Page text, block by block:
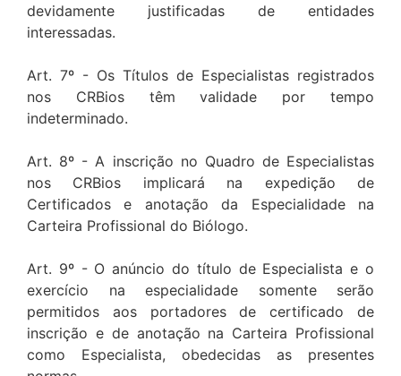
devidamente justificadas de entidades
interessadas.
Art. 7º - Os Títulos de Especialistas registrados
nos CRBios têm validade por tempo
indeterminado.
Art. 8º - A inscrição no Quadro de Especialistas
nos CRBios implicará na expedição de
Certificados e anotação da Especialidade na
Carteira Profissional do Biólogo.
Art. 9º - O anúncio do título de Especialista e o
exercício na especialidade somente serão
permitidos aos portadores de certificado de
inscrição e de anotação na Carteira Profissional
como Especialista, obedecidas as presentes